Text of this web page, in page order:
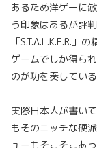
あるため洋ゲーに
う印象はあるが評
「S.T.A.L.K.E.R.」
ゲームでしか得ら
のが功を奏してい
実際日本人が書い
もそのニッチな硬
ューもそこそこあ